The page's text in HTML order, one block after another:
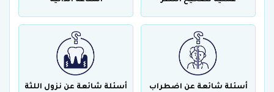
أسئلة شائعة عن اضطراب
أسئلة شائعة عن نزول اللثة